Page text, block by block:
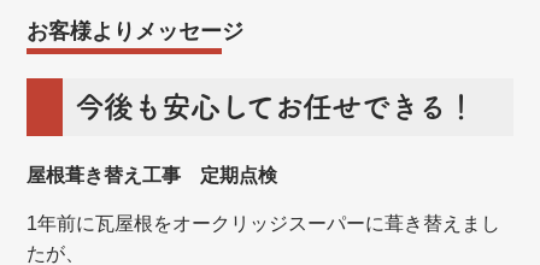
お客様よりメッセージ
今後も安心してお任せできる！
屋根葺き替え工事 定期点検
1年前に瓦屋根をオークリッジスーパーに葺き替えまし
たが、